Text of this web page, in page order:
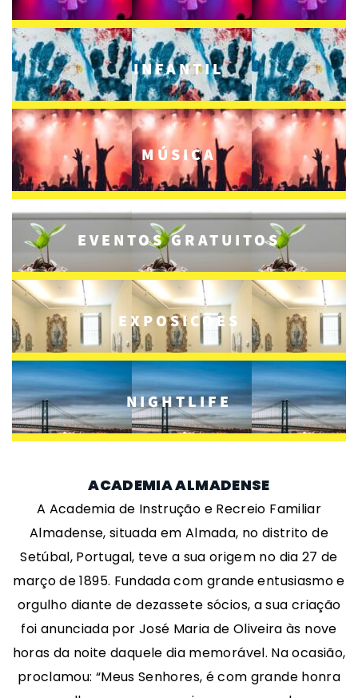
INFANTIL
MÚSICA
EVENTOS GRATUITOS
EXPOSIÇÕES
NIGHTLIFE
ACADEMIA ALMADENSE
A Academia de Instrução e Recreio Familiar
Almadense, situada em Almada, no distrito de
Setúbal, Portugal, teve a sua origem no dia 27 de
março de 1895. Fundada com grande entusiasmo e
orgulho diante de dezassete sócios, a sua criação
foi anunciada por José Maria de Oliveira às nove
horas da noite daquele dia memorável. Na ocasião,
proclamou: “Meus Senhores, é com grande honra